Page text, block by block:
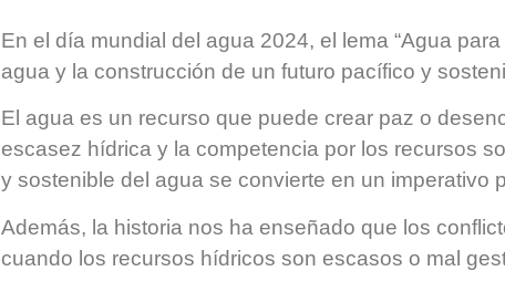
En el día mundial del agua 2024, el lema “Agua
agua y la construcción de un futuro pacífico y
El agua es un recurso que puede crear paz o
escasez hídrica y la competencia por los recursos
y sostenible del agua se convierte en un imperativo
Además, la historia nos ha enseñado que los
cuando los recursos hídricos son escasos o mal